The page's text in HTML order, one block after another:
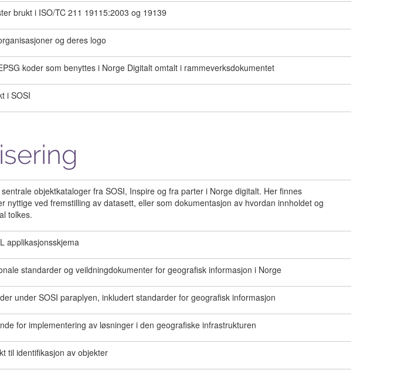
brukt i ISO/TC 211 19115:2003 og 19139
og deres logo
koder som benyttes i Norge Digitalt omtalt i rammeverksdokumentet
i SOSI
objektkataloger fra SOSI, Inspire og fra parter i Norge digitalt. Her finnes
nyttige ved fremstilling av datasett, eller som dokumentasjon av hvordan innholdet og
tolkes.
applikasjonsskjema
standarder og veildningdokumenter for geografisk informasjon i Norge
under SOSI paraplyen, inkludert standarder for geografisk informasjon
for implementering av løsninger i den geografiske infrastrukturen
til identifikasjon av objekter